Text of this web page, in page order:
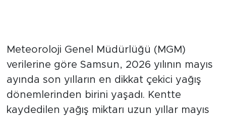
Meteoroloji Genel Müdürlüğü (MGM)
verilerine göre Samsun, 2026 yılının mayıs
ayında son yılların en dikkat çekici yağış
dönemlerinden birini yaşadı. Kentte
kaydedilen yağış miktarı uzun yıllar mayıs